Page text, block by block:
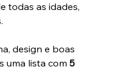
todas as idades,
design e boas
uma lista com 5